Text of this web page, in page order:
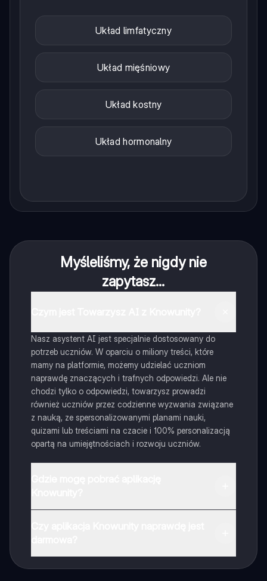
Układ limfatyczny
Układ mięśniowy
Układ kostny
Układ hormonalny
Myśleliśmy, że nigdy nie
zapytasz...
Nasz asystent AI jest specjalnie dostosowany do
potrzeb uczniów. W oparciu o miliony treści, które
mamy na platformie, możemy udzielać uczniom
naprawdę znaczących i trafnych odpowiedzi. Ale nie
chodzi tylko o odpowiedzi, towarzysz prowadzi
również uczniów przez codzienne wyzwania związane
z nauką, ze spersonalizowanymi planami nauki,
quizami lub treściami na czacie i 100% personalizacją
opartą na umiejętnościach i rozwoju uczniów.